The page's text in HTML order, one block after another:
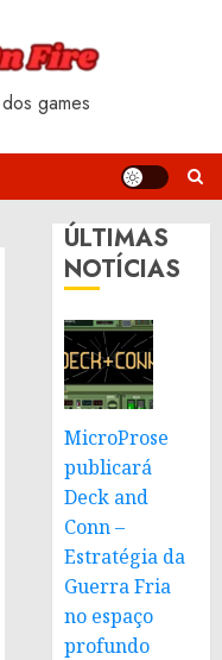
games
ÚLTIMAS
NOTÍCIAS
MicroProse
publicará
Deck and
Conn –
Estratégia da
Guerra Fria
no espaço
profundo